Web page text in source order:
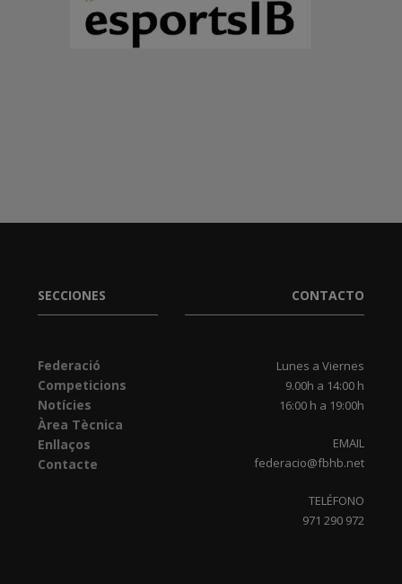
SECCIONES
Federació
Competicions
Notícies
Àrea Tècnica
Enllaços
Contacte
CONTACTO
Lunes a Viernes
9.00h a 14:00 h
16:00 h a 19:00h
EMAIL
federacio@fbhb.net
TELÉFONO
971 290 972